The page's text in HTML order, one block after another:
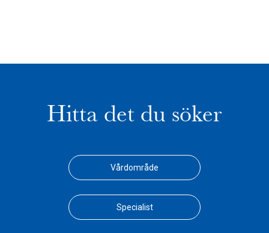
Hitta det du söker
Vårdområde
Specialist